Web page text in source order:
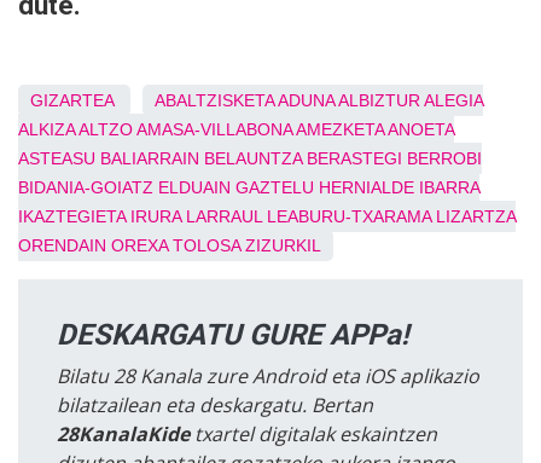
GIZARTEA ABALTZISKETAADUNAALBIZTUR ALEGIA
ALKIZAALTZOAMASA-VILLABONAAMEZKETAANOETA
ASTEASU BALIARRAIN BELAUNTZA BERASTEGI BERROBI
BIDANIA-GOIATZ ELDUAIN GAZTELU HERNIALDE IBARRA
IKAZTEGIETA IRURA LARRAUL LEABURU-TXARAMA LIZARTZA
ORENDAIN OREXA TOLOSA ZIZURKIL
DESKARGATU GURE APPa!
Bilatu 28 Kanala zure Android eta iOS aplikazio
bilatzailean eta deskargatu. Bertan
28KanalaKidetxartel digitalak eskaintzen